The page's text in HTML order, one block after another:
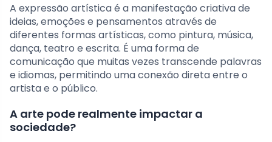
A expressão artística é a manifestação criativa de
ideias, emoções e pensamentos através de
diferentes formas artísticas, como pintura, música,
dança, teatro e escrita. É uma forma de
comunicação que muitas vezes transcende palavras
e idiomas, permitindo uma conexão direta entre o
artista e o público.
A arte pode realmente impactar a
sociedade?